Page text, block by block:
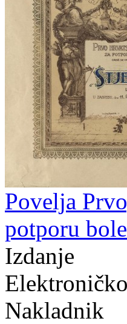
Povelja
potporu
Izdanje
Nakladnik